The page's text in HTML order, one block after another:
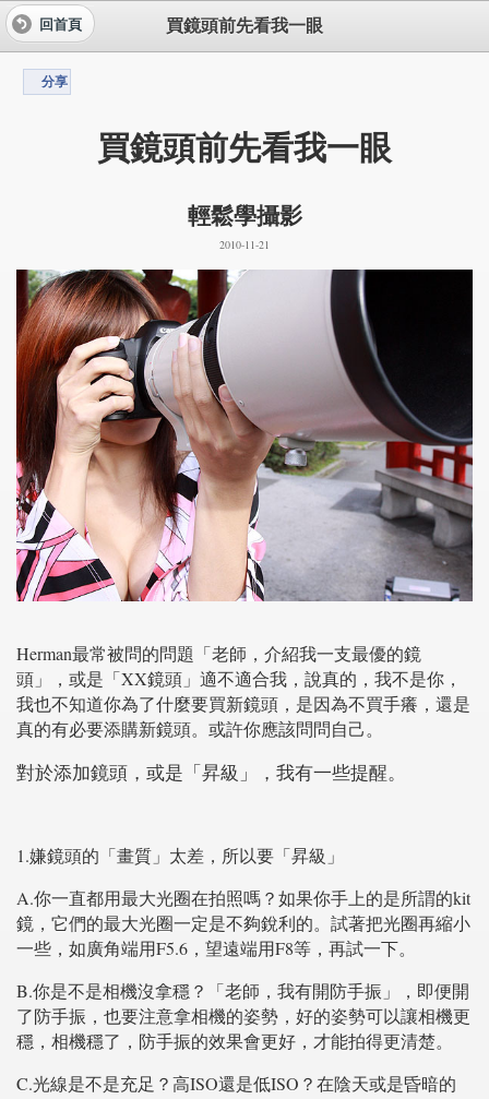
買鏡頭前先看我一眼
回首頁
分享
買鏡頭前先看我一眼
輕鬆學攝影
2010-11-21
Herman最常被問的問題「老師，介紹我一支最優的鏡
頭」，或是「 XX鏡頭」適不適合我，說真的，我不是你，
我也不知道你為了什麼要買新鏡頭，是因為不買手癢，還是
真的有必要添購新鏡頭。或許你應該問問自己。
對於添加鏡頭，或是「昇級」，我有一些提醒。
1.嫌鏡頭的「畫質」太差，所以要「昇級」
A.你一直都用最大光圈在拍照嗎？如果你手上的是所謂的kit
鏡，它們的最大光圈一定是不夠銳利的。試著把光圈再縮小
一些，如廣角端用F5.6 ，望遠端用F8等，再試一下。
B.你是不是相機沒拿穩？「老師，我有開防手振」，即便開
了防手振，也要注意拿相機的姿勢，好的姿勢可以讓相機更
穩，相機穩了，防手振的效果會更好，才能拍得更清楚。
C.光線是不是充足？高ISO還是低ISO ？在陰天或是昏暗的